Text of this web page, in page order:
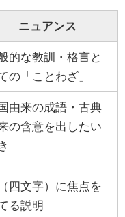
ニュアンス
的な教訓・格言と
の「ことわざ」
由来の成語・古典
の含意を出したい
四文字）に焦点を
る説明